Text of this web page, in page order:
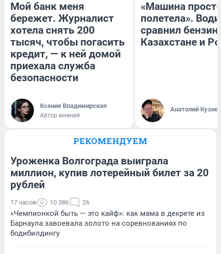
Мой банк меня
бережет. Журналист
хотела снять 200
тысяч, чтобы погасить
кредит, — к ней домой
приехала служба
безопасности
Ксения Владимирская
Автор мнения
«Машина
полетела».
сравнил бензин
Казахстане и
Анатолий
РЕКОМЕНДУЕМ
Уроженка Волгограда выиграла
миллион, купив лотерейный билет за 20
рублей
17 часов 10 386 26
«Чемпионкой быть — это кайф»: как мама в декрете из
Барнаула завоевала золото на соревнованиях по
бодибилдингу